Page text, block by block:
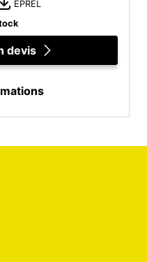
EPREL
devis